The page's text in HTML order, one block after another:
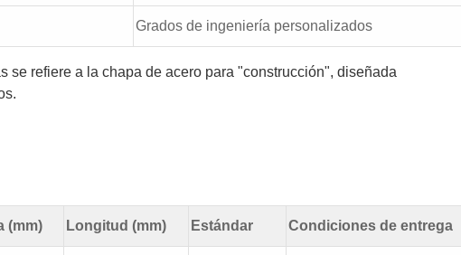
Grados de ingeniería personalizados
se refiere a la chapa de acero para "construcción", diseñada
(mm) Longitud (mm) Estándar Condiciones de entrega